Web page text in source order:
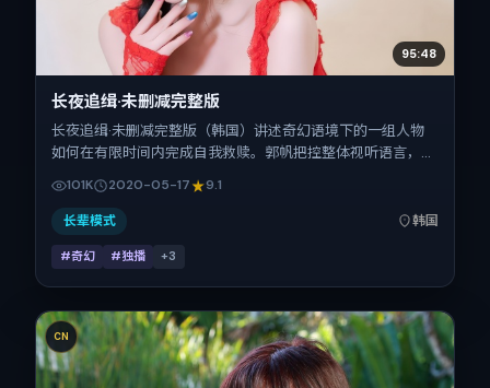
95:48
长夜追缉·未删减完整版
长夜追缉·未删减完整版（韩国）讲述奇幻语境下的一组人物
如何在有限时间内完成自我救赎。郭帆把控整体视听语言，易
表演层次丰富。影片定于 2020-05-17 起陆续登陆院线与网
络平台，春季档公映，片长95分钟。
101K 2020-05-17 9.1
长辈模式 韩国
#奇幻 #独播 +3
CN